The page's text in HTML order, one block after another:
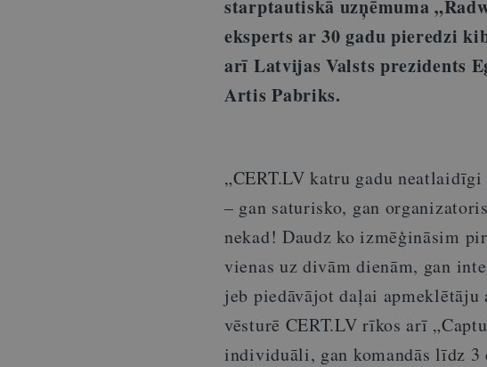
starptautiskā uzņēmuma
eksperts ar 30 gadu pieredzi
arī Latvijas Valsts prezidents
Artis Pabriks.
„CERT.LV katru gadu
– gan saturisko, gan
nekad! Daudz ko izmēģināsim
vienas uz divām dienām, gan
jeb piedāvājot daļai
vēsturē CERT.LV rīkos arī
individuāli, gan komandās līdz 3